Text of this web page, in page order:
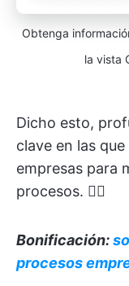
Obtenga
la vista
Dicho esto,
clave en las
empresas para
procesos. 🏊‍♂️
Bonificación:
procesos